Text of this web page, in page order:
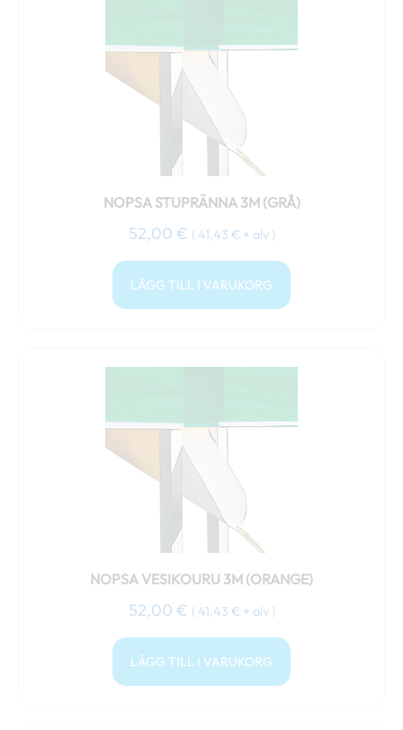
NOPSA STUPRÄNNA 3M (GRÅ)
52,00 € (41,43 € + alv )
LÄGG TILL I VARUKORG
NOPSA VESIKOURU 3M (ORANGE)
52,00 € (41,43 € + alv )
LÄGG TILL I VARUKORG